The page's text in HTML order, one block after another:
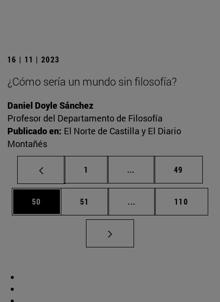
16 | 11 | 2023
¿Cómo sería un mundo sin filosofía?
Daniel Doyle Sánchez
Profesor del Departamento de Filosofía
Publicado en: El Norte de Castilla y El Diario
Montañés
Página
1 ... Páginas intermedias
Página
49
Página
50 Página
51 ... Páginas intermedias
Página
110